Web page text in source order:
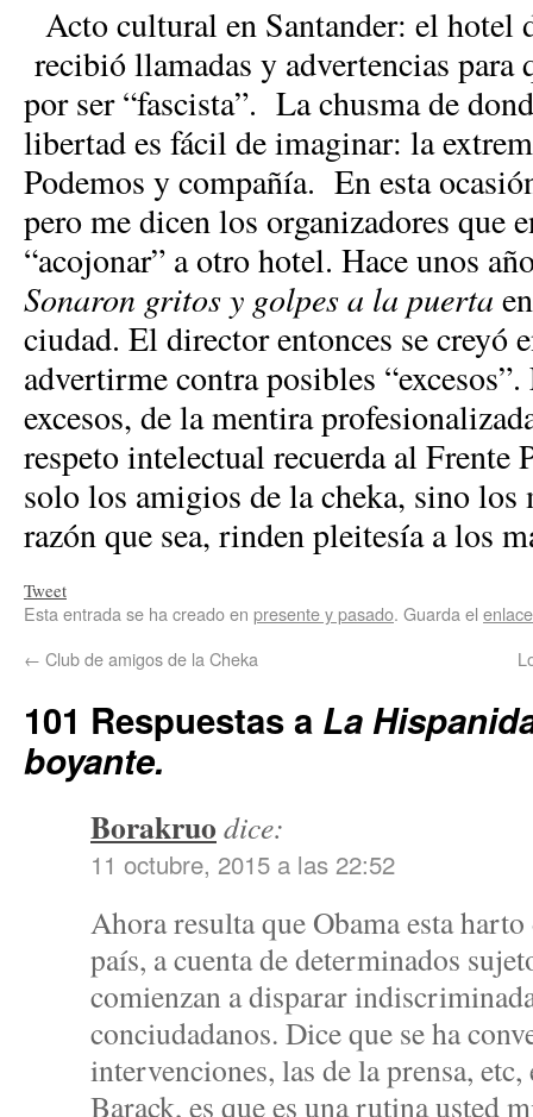
Acto cultural en Santander: el hotel
recibió llamadas y advertencias
por ser “fascista”. La chusma de
libertad es fácil de imaginar: la
Podemos y compañía. En esta
pero me dicen los organizadores que
“acojonar” a otro hotel. Hace unos
Sonaron gritos y golpes a la puerta
ciudad. El director entonces se creyó
advertirme contra posibles
excesos, de la mentira
respeto intelectual recuerda al Frente
solo los amigios de la cheka, sino los
razón que sea, rinden pleitesía a los
Tweet
Esta entrada se ha creado en presente y pasado. Guarda el
← Club de amigos de la Cheka
101 Respuestas a La
boyante.
Borakruo dice:
11 octubre, 2015 a las 22:52
Ahora resulta que Obama esta harto
país, a cuenta de determinados
comienzan a disparar
conciudadanos. Dice que se ha
intervenciones, las de la prensa, etc,
Barack, es que es una rutina usted